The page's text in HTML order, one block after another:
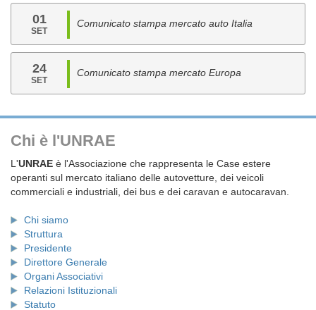
01
SET
Comunicato stampa mercato auto Italia
24
SET
Comunicato stampa mercato Europa
Chi è l'UNRAE
L'UNRAE è l'Associazione che rappresenta le Case estere
operanti sul mercato italiano delle autovetture, dei veicoli
commerciali e industriali, dei bus e dei caravan e autocaravan.
Chi siamo
Struttura
Presidente
Direttore Generale
Organi Associativi
Relazioni Istituzionali
Statuto